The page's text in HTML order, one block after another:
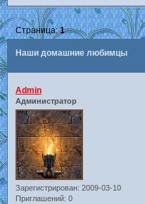
Наши домашние любимцы
Страница:1
Admin
Администратор
Зарегистрирован: 2009-03-10
Приглашений: 0